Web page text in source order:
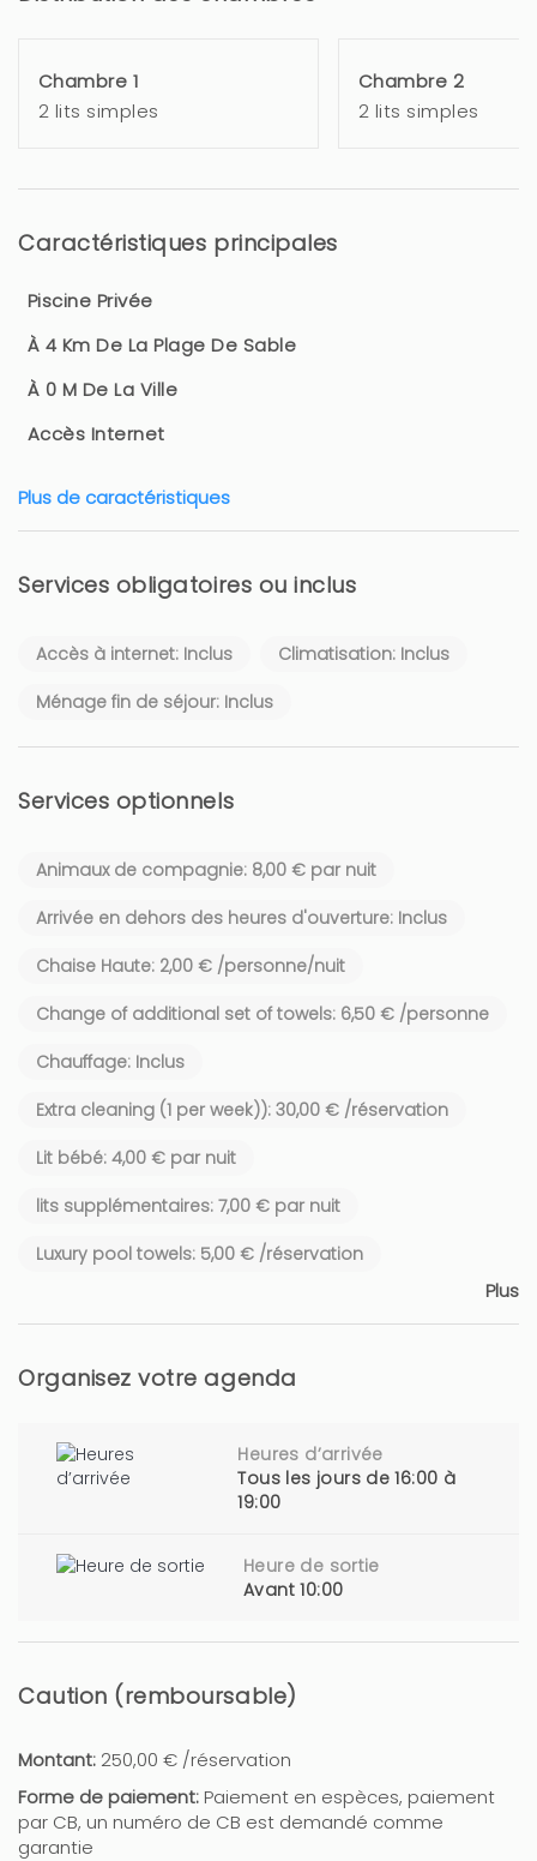
Chambre 1
2 lits simples
Chambre 2
2 lits simples
Caractéristiques principales
Piscine Privée
À 4 Km De La Plage De Sable
À 0 M De La Ville
Accès Internet
Plus de caractéristiques
Services obligatoires ou inclus
Accès à internet: Inclus
Climatisation: Inclus
Ménage fin de séjour: Inclus
Services optionnels
Animaux de compagnie: 8,00 € par nuit
Arrivée en dehors des heures d'ouverture: Inclus
Chaise Haute: 2,00 € /personne/nuit
Change of additional set of towels: 6,50 € /personne
Chauffage: Inclus
Extra cleaning (1 per week)): 30,00 € /réservation
Lit bébé: 4,00 € par nuit
lits supplémentaires: 7,00 € par nuit
Luxury pool towels: 5,00 € /réservation
Plus
Organisez votre agenda
Heures d’arrivée
Tous les jours de 16:00 à
19:00
Heure de sortie
Avant 10:00
Caution (remboursable)
Montant: 250,00 € /réservation
Forme de paiement: Paiement en espèces, paiement
par CB, un numéro de CB est demandé comme
garantie